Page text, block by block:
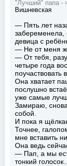
"Лучший" папа -
Вишневская
— Пять лет
забеременела,
девица с
— Не от меня
— От тебя,
четыре года
поучаствовать
Она хватает
послушно
уже самые
Замираю,
собой.
И пока я
Точнее,
мне вставить
Она ведь
— Пап, а мы
тонкий